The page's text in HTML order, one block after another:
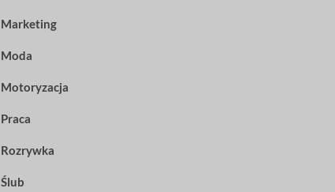
Marketing
Moda
Motoryzacja
Praca
Rozrywka
Ślub